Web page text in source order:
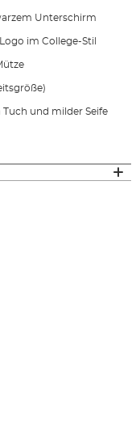
Unterschirm
im College-Stil
und milder Seife